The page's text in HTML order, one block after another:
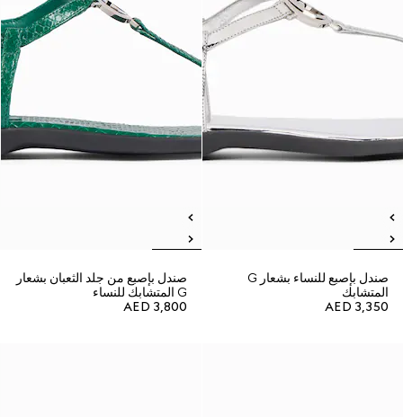
صندل بإصبع للنساء بشعار G
المتشابك
AED 3,350
صندل بإصبع من جلد الثعبان بشعار
G المتشابك للنساء
AED 3,800